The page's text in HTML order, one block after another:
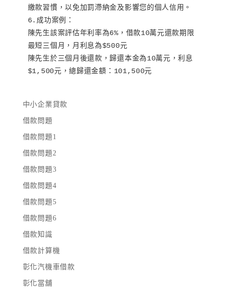
繳款習慣，以免加罰滯納金及影響您的個人信用。
6.成功案例：
陳先生該案評估年利率為6%，借款10萬元還款期限
最短三個月，月利息為$500元
陳先生於三個月後還款，歸還本金為10萬元，利息
$1,500元，總歸還金額：101,500元
中小企業貸款
借款問題
借款問題1
借款問題2
借款問題3
借款問題4
借款問題5
借款問題6
借款知識
借款計算機
彰化汽機車借款
彰化當舖